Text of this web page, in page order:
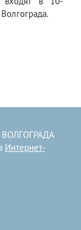
Интернет-